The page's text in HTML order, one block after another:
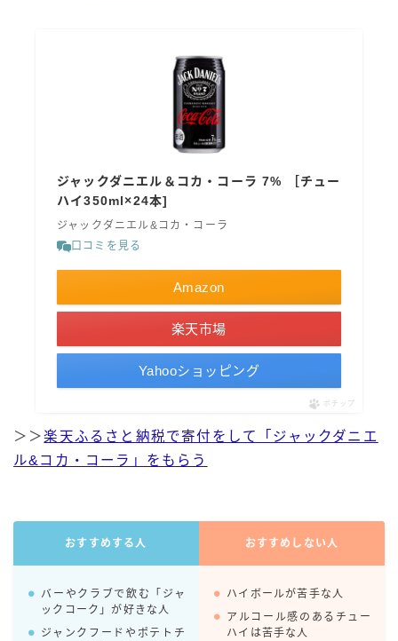
タカラCANチューハイ
宝焼酎のお茶割りシリーズ
極上レモンサワー
極上フルーツサワー
すみか
ちゅらWATTA
素滴しぼり
お得情報
Amazon
ジャックダニエル＆コカ・コーラ 7% ［チュー
ハイ350ml×24本]
ジャックダニエル&コカ・コーラ
口コミを見る
Amazon
楽天市場
Yahooショッピング
ポチップ
＞＞楽天ふるさと納税で寄付をして「ジャックダニエ
ル&コカ・コーラ」をもらう
おすすめする人 おすすめしない人
バーやクラブで飲む「ジャ
ックコーク」が好きな人
ジャンクフードやポテトチ
ハイボールが苦手な人
アルコール感のあるチュー
ハイは苦手な人